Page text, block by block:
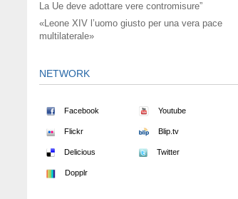
La Ue deve adottare vere contromisure”
«Leone XIV l’uomo giusto per una vera pace
multilaterale»
NETWORK
Facebook Youtube
Flickr Blip.tv
Delicious Twitter
Dopplr